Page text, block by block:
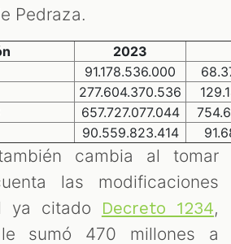
Pedraza.
2023
91.178.536.000
277.604.370.536
657.727.077.044
90.559.823.414
cambia al tomar
las modificaciones
ya citado
Decreto 1234,
sumó 470 millones a